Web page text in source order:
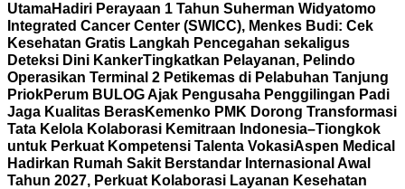
UtamaHadiri Perayaan 1 Tahun Suherman Widyatomo
Integrated Cancer Center (SWICC), Menkes Budi: Cek
Kesehatan Gratis Langkah Pencegahan sekaligus
Deteksi Dini KankerTingkatkan Pelayanan, Pelindo
Operasikan Terminal 2 Petikemas di Pelabuhan Tanjung
PriokPerum BULOG Ajak Pengusaha Penggilingan Padi
Jaga Kualitas BerasKemenko PMK Dorong Transformasi
Tata Kelola Kolaborasi Kemitraan Indonesia–Tiongkok
untuk Perkuat Kompetensi Talenta VokasiAspen Medical
Hadirkan Rumah Sakit Berstandar Internasional Awal
Tahun 2027, Perkuat Kolaborasi Layanan Kesehatan